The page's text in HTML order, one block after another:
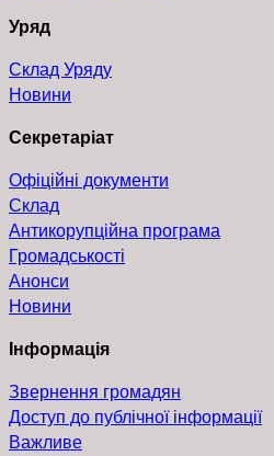
Уряд
Склад Уряду
Новини
Секретаріат
Офіційні документи
Склад
Антикорупційна програма
Громадськості
Анонси
Новини
Інформація
Звернення громадян
Доступ до публічної інформації
Важливе